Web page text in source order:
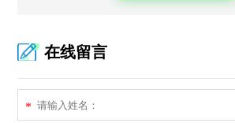
在线留言
*